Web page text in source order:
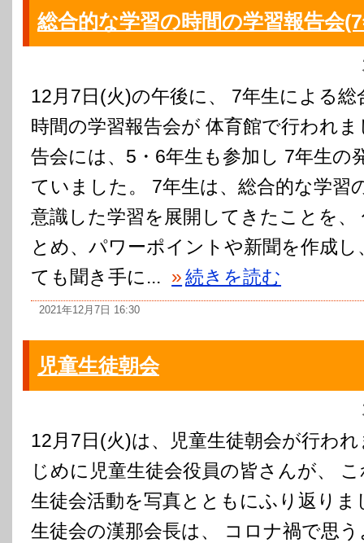
総合的な学習の時間の学習報告会
12月7日(火)の午後に、 7年生による総
時間の学習報告会が 体育館で行われ
告会には、5・6年生も参加し 7年生の
ていました。 7年生は、総合的な学習
意識した学習を展開してきたことを、
とめ、パワーポイントや新聞を作成
ても聞き手に... »続きを読む
2021年12月7日 16:30
児童生徒朝会
12月7日(火)は、児童生徒朝会が行わ
じめに児童生徒会役員の皆さんが、
生徒会活動を写真とともにふり返り
生徒会の漢那会長は、 コロナ禍で思